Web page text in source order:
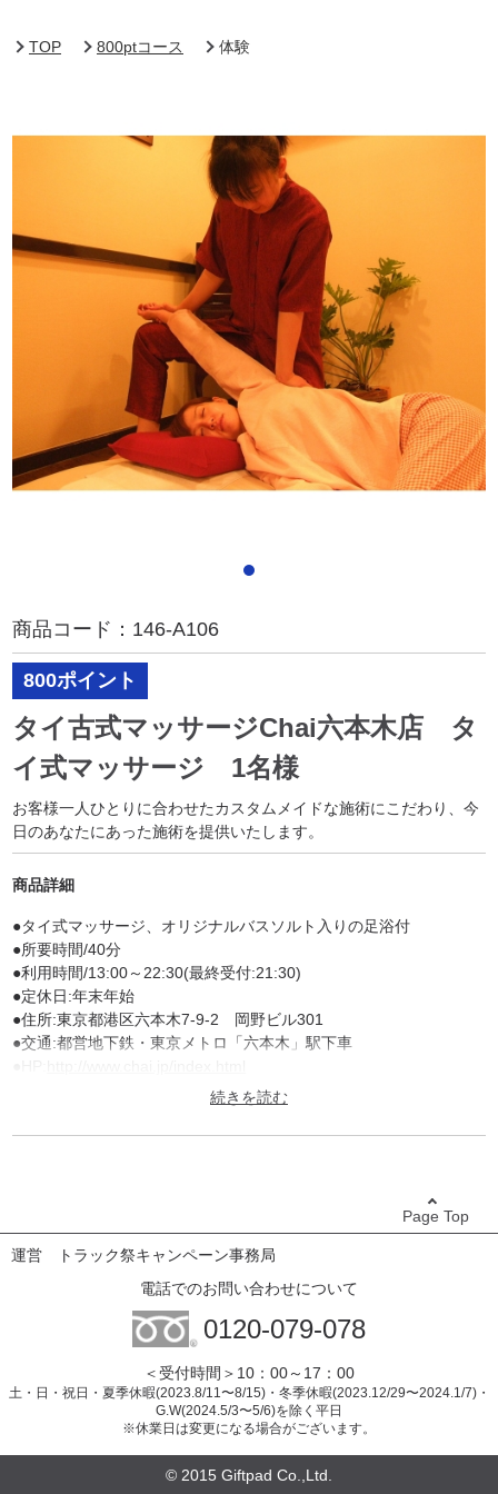
TOP 800ptコース 体験
商品コード： 146-A106
800ポイント
タイ古式マッサージChai六本木店 タ
イ式マッサージ 1名様
お客様一人ひとりに合わせたカスタムメイドな施術にこだわり、今
日のあなたにあった施術を提供いたします。
商品詳細
●タイ式マッサージ、オリジナルバスソルト入りの足浴付
●所要時間/40分
●利用時間/13:00～22:30(最終受付:21:30)
●定休日:年末年始
●住所:東京都港区六本木7-9-2 岡野ビル301
●交通:都営地下鉄・東京メトロ「六本木」駅下車
ご予約が必要な施設がございますのでご利用チケットに記載されて
いる施設にお電話にてご予約ください。
※お申し込み後の商品変更、取り消しはできません。
予めご了承願います。
※施設の都合により、除外日が変更になる場合がございますので、
ご予約の際ご確認ください。
Page Top
運営 トラック祭キャンペーン事務局
電話でのお問い合わせについて
0120-079-078
＜受付時間＞10：00～17：00
土・日・祝日・夏季休暇(2023.8/11〜8/15)・冬季休暇(2023.12/29〜2024.1/7)・
G.W(2024.5/3〜5/6)を除く平日
※休業日は変更になる場合がございます。
© 2015 Giftpad Co.,Ltd.